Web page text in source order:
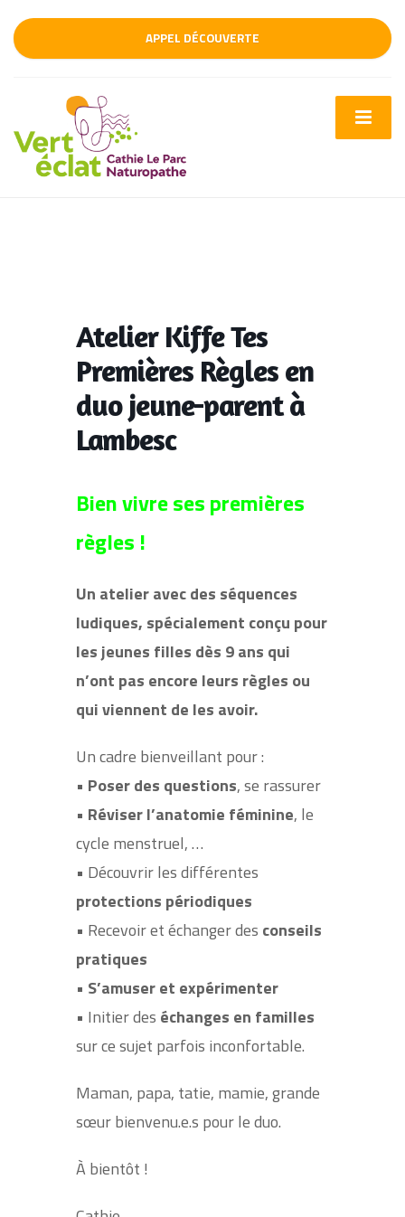
APPEL DÉCOUVERTE
Atelier Kiffe Tes
Premières Règles en
duo jeune-parent à
Lambesc
Bien vivre ses premières
règles !
Un atelier avec des séquences
ludiques, spécialement conçu pour
les jeunes filles dès 9 ans qui
n’ont pas encore leurs règles ou
qui viennent de les avoir.
Un cadre bienveillant pour :
• Poser des questions, se rassurer
• Réviser l’anatomie féminine, le
cycle menstruel, …
• Découvrir les différentes
protections périodiques
• Recevoir et échanger des conseils
pratiques
• S’amuser et expérimenter
• Initier des échanges en familles
sur ce sujet parfois inconfortable.
Maman, papa, tatie, mamie, grande
sœur bienvenu.e.s pour le duo.
À bientôt !